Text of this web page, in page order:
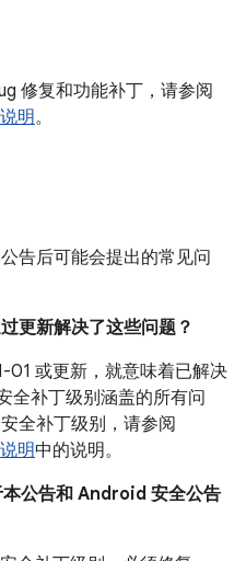
修复和功能补丁，请参阅
明。
告后可能会提出的常见问
更新解决了这些问题？
或更新，就意味着已解决
全补丁级别涵盖的所有问
全补丁级别，请参阅
明中的说明。
公告和 Android 安全公告